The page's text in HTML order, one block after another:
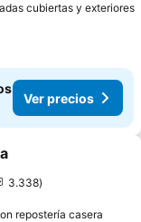
cubiertas y exteriores
Ver precios
3.338
repostería casera